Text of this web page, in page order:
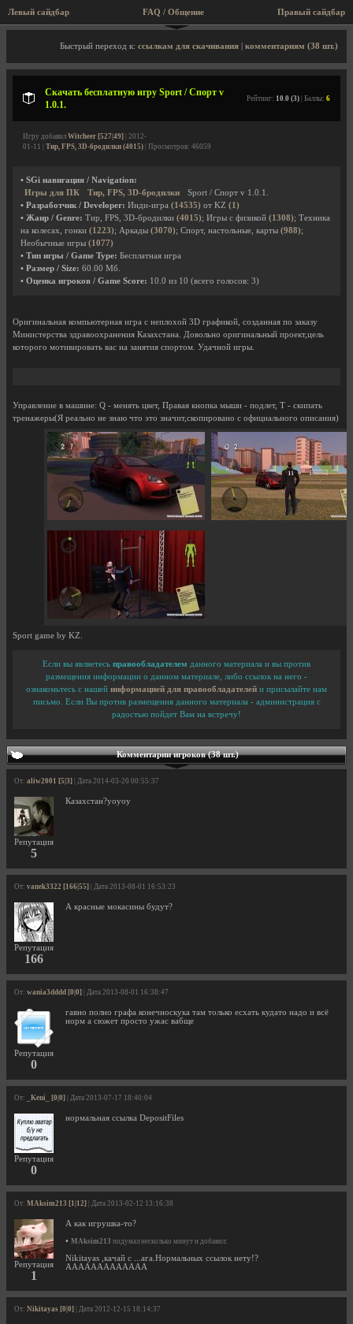
Левый сайдбар Правый сайдбар
FAQ / Общение
Описание игры, скриншоты, видео
Быстрый переход к: ссылкам для скачивания комментариям (38 шт.)
Скачать бесплатную игру Sport / Спорт v
1.0.1.
Рейтинг: 10.0 (3) | Баллы: 6
Игру добавил Witcheer [527|49] | 2012-
01-11 | Тир, FPS, 3D-бродилки (4015) | Просмотров: 46059
• SGi навигация / Navigation:
Игры для ПК
Тир, FPS, 3D-бродилки
Sport / Спорт v 1.0.1.
• Разработчик / Developer: Инди-игра (14535) от KZ (1)
• Жанр / Genre: Тир, FPS, 3D-бродилки (4015); Игры с физикой (1308); Техника
на колесах, гонки (1223); Аркады (3070); Спорт, настольные, карты (988);
Необычные игры (1077)
• Тип игры / Game Type: Бесплатная игра
• Размер / Size: 60.00 Мб.
• Оценка игроков / Game Score: 10.0 из 10 (всего голосов: 3)
Оригинальная компьютерная игра с неплохой 3D графикой, созданная по заказу
Министерства здравоохранения Казахстана. Довольно оригинальный проект,цель
которого мотивировать вас на занятия спортом. Удачной игры.
Управление в машине: Q - менять цвет, Правая кнопка мыши - подлет, T - скипать
тренажеры(Я реально не знаю что это значит,скопировано с официального описания)
Sport game by KZ.
Если вы являетесь правообладателем данного материала и вы против
размещения информации о данном материале, либо ссылок на него -
ознакомьтесь с нашей информацией для правообладателей и присылайте нам
письмо. Если Вы против размещения данного материала - администрация с
радостью пойдет Вам на встречу!
Комментарии игроков (38 шт.)
От: aliw2001 [5|3] | Дата 2014-03-20 00:55:37
Репутация
5
Казахстан?уоуоу
От: vanek3322 [166|55] | Дата 2013-08-01 16:53:23
Репутация
166
А красные мокасины будут?
От: wania3dddd [0|0] | Дата 2013-08-01 16:38:47
Репутация
0
гавно полно графа конечноскука там только есхать кудато надо и всё
норм а сюжет просто ужас вабще
От: _Keni_ [0|0] | Дата 2013-07-17 18:40:04
Репутация
0
нормальная ссылка DepositFiles
От: MAksim213 [1|12] | Дата 2013-02-12 13:16:38
Репутация
1
А как игрушка-то?
• MAksim213 подумал несколько минут и добавил:
Nikitayas ,качай с ...ага.Нормальных ссылок нету!?
ААААААААААААА
От: Nikitayas [0|0] | Дата 2012-12-15 18:14:37